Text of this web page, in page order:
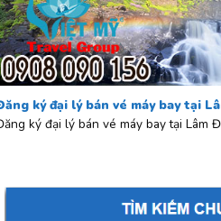
ký đại lý bán vé máy bay tại
ký đại lý bán vé máy bay tại Lâm